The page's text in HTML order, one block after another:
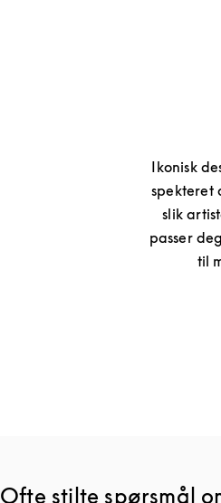
Ikonisk
spekteret
slik
passer
til
Ofte stilte spørsmål